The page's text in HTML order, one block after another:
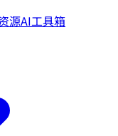
源AI工具箱